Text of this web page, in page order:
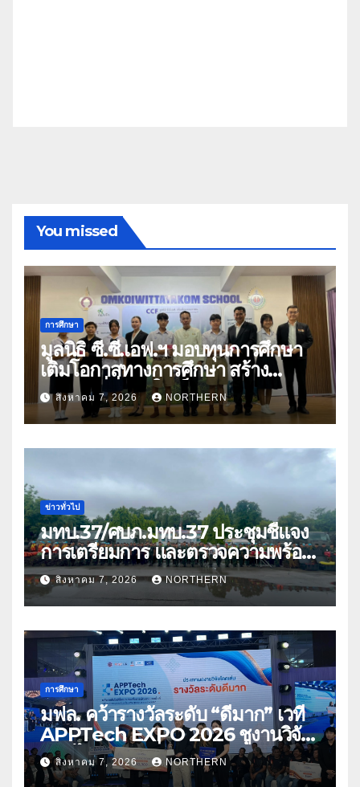
You missed
การศึกษา
มูลนิธิ ซี.ซี.เอฟ.ฯ มอบทุนการศึกษา
เติมโอกาสทางการศึกษา สร้าง
อนาคตที่มั่นคงให้เด็กและเยาวชน
ด้อยโอกาส
สิงหาคม 7, 2026 NORTHERN
ข่าวทั่วไป
มทบ.37/ศบภ.มทบ.37 ประชุมชี้แจง
การเตรียมการ และตรวจความพร้อม
ด้านการบรรเทาสาธารณภัย
สิงหาคม 7, 2026 NORTHERN
การศึกษา
มฟล. คว้ารางวัลระดับ “ดีมาก” เวที
APPTech EXPO 2026 ชูงานวิจัย
สมุนไพร ขับเคลื่อนนวัตกรรมสู่เชิง
พาณิชย์
สิงหาคม 7, 2026 NORTHERN